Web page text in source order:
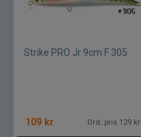
Strike PRO Jr 9cm F 305
109 kr Ord. pris 129 kr